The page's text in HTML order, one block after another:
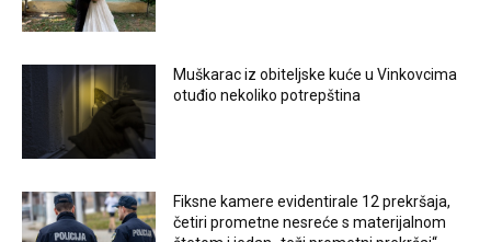
Muškarac iz obiteljske kuće u Vinkovcima
otuđio nekoliko potrepština
Fiksne kamere evidentirale 12 prekršaja,
četiri prometne nesreće s materijalnom